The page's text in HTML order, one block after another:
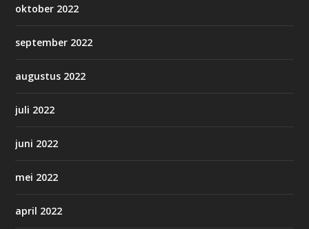
oktober 2022
september 2022
augustus 2022
juli 2022
juni 2022
mei 2022
april 2022